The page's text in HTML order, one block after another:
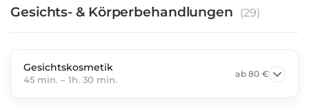
Gesichts- & Körperbehandlungen (29)
Gesichtskosmetik
45 min. – 1h. 30 min.
ab80 €